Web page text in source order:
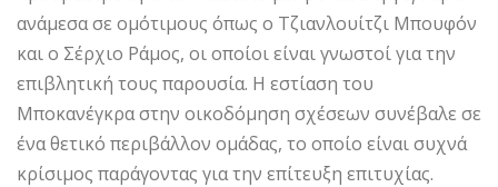
ανάμεσα σε ομότιμους όπως ο Τζιανλουίτζι Μπουφόν
και ο Σέρχιο Ράμος, οι οποίοι είναι γνωστοί για την
επιβλητική τους παρουσία. Η εστίαση του
Μποκανέγκρα στην οικοδόμηση σχέσεων συνέβαλε σε
ένα θετικό περιβάλλον ομάδας, το οποίο είναι συχνά
κρίσιμος παράγοντας για την επίτευξη επιτυχίας.